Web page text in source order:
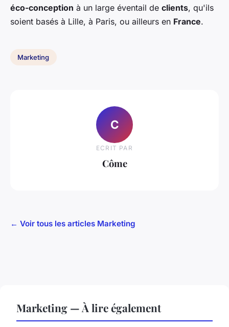
éco-conception à un large éventail de clients, qu'ils
soient basés à Lille, à Paris, ou ailleurs en France.
Marketing
C
ECRIT PAR
Côme
← Voir tous les articles Marketing
Marketing — À lire également